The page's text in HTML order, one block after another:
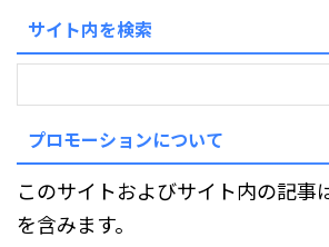
サイト内を検索
プロモーションについて
このサイトおよびサイト内の記事
を含みます。